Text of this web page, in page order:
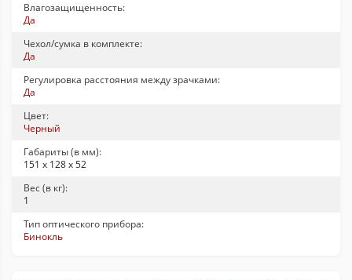
Влагозащищенность:
Да
Чехол/сумка в комплекте:
Да
Регулировка расстояния между зрачками:
Да
Цвет:
Черный
Габариты (в мм):
151 x 128 x 52
Вес (в кг):
1
Тип оптического прибора:
Бинокль